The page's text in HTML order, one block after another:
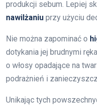
produkcji sebum. Lepiej
nawilżaniu przy użyciu
Nie można zapominać o
dotykania jej brudnymi
o włosy opadające na
podrażnień i
Unikając tych